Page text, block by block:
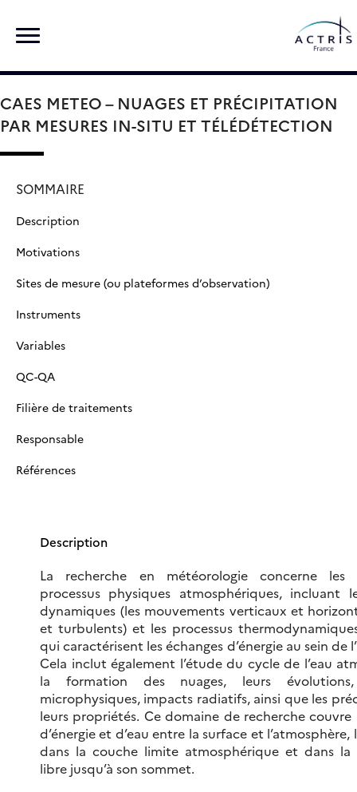
content
CAES METEO – NUAGES ET PRÉCIPITATION
PAR MESURES IN-SITU ET TÉLÉDÉTECTION
SOMMAIRE
Description
Motivations
Sites de mesure (ou plateformes d’observation)
Instruments
Variables
QC-QA
Filière de traitements
Responsable
Références
Description
La recherche en météorologie concerne les
processus physiques atmosphériques, incluant
dynamiques (les mouvements verticaux et
et turbulents) et les processus
qui caractérisent les échanges d’énergie au sein de
Cela inclut également l’étude du cycle de l’eau
la formation des nuages, leurs
microphysiques, impacts radiatifs, ainsi que les
leurs propriétés. Ce domaine de recherche couvre
d’énergie et d’eau entre la surface et l’atmosphère,
dans la couche limite atmosphérique et dans la
libre jusqu’à son sommet.